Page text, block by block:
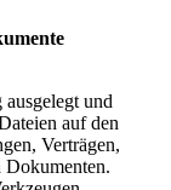
und
auf den
Verträgen,
Dokumenten.